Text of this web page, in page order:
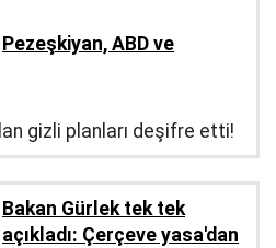
Pezeşkiyan, ABD ve
gizli planları deşifre etti!
Bakan Gürlek tek tek
açıkladı: Çerçeve yasa'dan